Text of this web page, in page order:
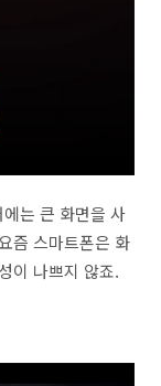
는 큰 화면을 사
즘 스마트폰은 화
이 나쁘지 않죠.